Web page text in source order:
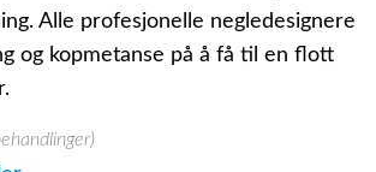
Alle profesjonelle negledesignere
og kopmetanse på å få til en flott